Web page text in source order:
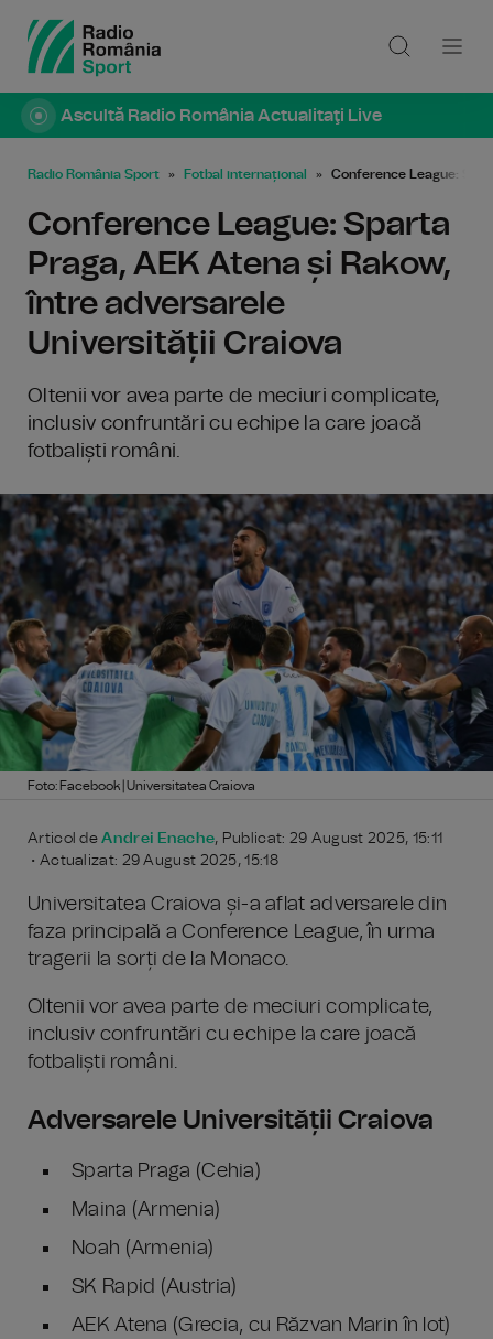
Ascultă Radio România Actualitaţi Live
Radio România Sport Fotbal internațional Conference League:
Conference League: Sparta
Praga, AEK Atena și Rakow,
între adversarele
Universității Craiova
Oltenii vor avea parte de meciuri complicate,
inclusiv confruntări cu echipe la care joacă
fotbaliști români.
Foto: Facebook | Universitatea Craiova
Articol deAndrei Enache, Publicat: 29 August 2025, 15:11
• Actualizat: 29 August 2025, 15:18
Universitatea Craiova și-a aflat adversarele din
faza principală a Conference League, în urma
tragerii la sorți de la Monaco.
Oltenii vor avea parte de meciuri complicate,
inclusiv confruntări cu echipe la care joacă
fotbaliști români.
Adversarele Universității Craiova
Sparta Praga (Cehia)
Maina (Armenia)
Noah (Armenia)
SK Rapid (Austria)
AEK Atena (Grecia, cu Răzvan Marin în lot)